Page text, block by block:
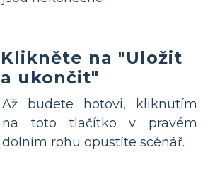
Klikněte na "Uložit
a ukončit"
Až budete hotovi, kliknutím
na toto tlačítko v pravém
dolním rohu opustíte scénář.